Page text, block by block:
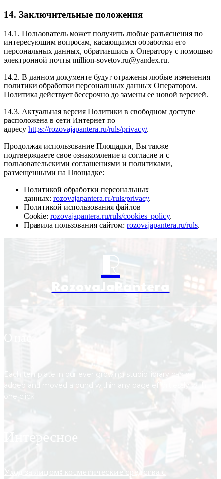
14. Заключительные положения
14.1. Пользователь может получить любые разъяснения по
интересующим вопросам, касающимся обработки его
персональных данных, обратившись к Оператору с помощью
электронной почты million-sovetov.ru@yandex.ru.
14.2. В данном документе будут отражены любые изменения
политики обработки персональных данных Оператором.
Политика действует бессрочно до замены ее новой версией.
14.3. Актуальная версия Политики в свободном доступе
расположена в сети Интернет по
адресу https://rozovajapantera.ru/ruls/privacy/.
Продолжая использование Площадки, Вы также
подтверждаете свое ознакомление и согласие и с
пользовательскими соглашениями и политиками,
размещенными на Площадке:
Политикой обработки персональных
данных: rozovajapantera.ru/ruls/privacy.
Политикой использования файлов
Cookie: rozovajapantera.ru/ruls/cookies_policy.
Правила пользования сайтом: rozovajapantera.ru/ruls.
R
RozovaJaPantera
О нас
Each template in our ever growing studio library can be
added and moved around within any page effortlessly with
one click.
Интересное
Уход за лицом: косметические средства с